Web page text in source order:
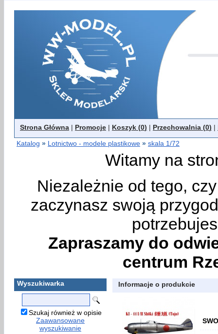
Strona Główna | Promocje | Koszyk (0) | Przechowalnia (0) |
Katalog » Lotnictwo - modele plastikowe » skala 1/72
Witamy na
Niezależnie od tego,
zaczynasz swoją
Zapraszamy do
centrum
Wyszukiwarka
Szukaj również w opisie
Zaawansowane
wyszukiwanie
Informacje o produkcie